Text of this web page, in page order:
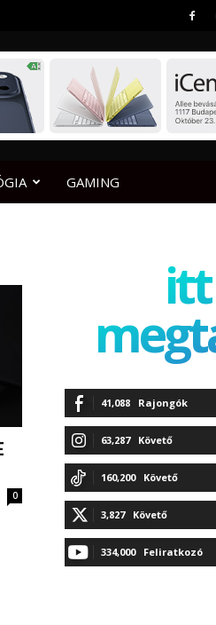
GAMING
0
41,088 Rajongók
63,287 Követő
160,200 Követő
3,827 Követő
334,000 Feliratkozó